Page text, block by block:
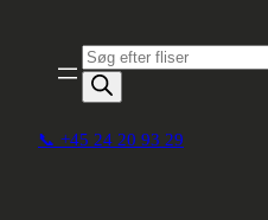
indhold
Produktsøgning
📞 +45 24 20 93 29